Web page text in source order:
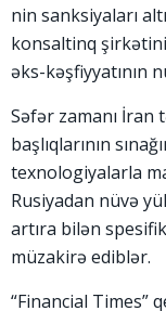
nin sanksiyaları
konsaltinq
əks-kəşfiyyatının
Səfər zamanı
başlıqlarının
texnologiyalarla
Rusiyadan nüvə
artıra bilən
müzakirə ediblər.
“Financial Times”